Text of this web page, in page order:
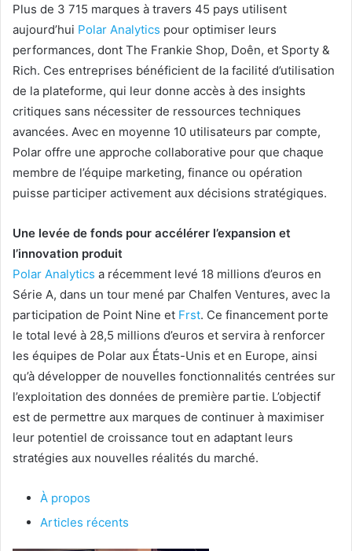
Plus de 3 715 marques à travers 45 pays utilisent
aujourd’hui Polar Analytics pour optimiser leurs
performances, dont The Frankie Shop, Doên, et Sporty &
Rich. Ces entreprises bénéficient de la facilité d’utilisation
de la plateforme, qui leur donne accès à des insights
critiques sans nécessiter de ressources techniques
avancées. Avec en moyenne 10 utilisateurs par compte,
Polar offre une approche collaborative pour que chaque
membre de l’équipe marketing, finance ou opération
puisse participer activement aux décisions stratégiques.
Une levée de fonds pour accélérer l’expansion et
l’innovation produit
Polar Analytics a récemment levé 18 millions d’euros en
Série A, dans un tour mené par Chalfen Ventures, avec la
participation de Point Nine et Frst. Ce financement porte
le total levé à 28,5 millions d’euros et servira à renforcer
les équipes de Polar aux États-Unis et en Europe, ainsi
qu’à développer de nouvelles fonctionnalités centrées sur
l’exploitation des données de première partie. L’objectif
est de permettre aux marques de continuer à maximiser
leur potentiel de croissance tout en adaptant leurs
stratégies aux nouvelles réalités du marché.
À propos
Articles récents